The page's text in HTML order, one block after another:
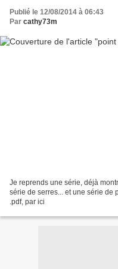
Publié le 12/08/2014 à 06:43
Par cathy73m
Je reprends une série, déjà
série de serres... et une série de
.pdf, par ici